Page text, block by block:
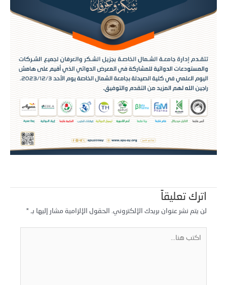
اترك تعليقاً
لن يتم نشر عنوان بريدك الإلكتروني. الحقول الإلزامية مشار إليها بـ